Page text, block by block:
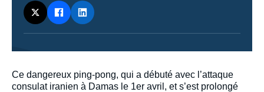
Contenu
intervention
Ce dangereux ping-pong, qui a débuté avec l’attaque
consulat iranien à Damas le 1er avril, et s’est prolongé